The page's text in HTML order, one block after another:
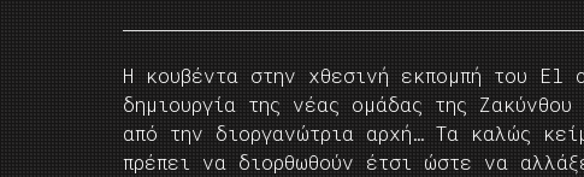
Η κουβέντα στην χθεσινή εκπομπή του
δημιουργία της νέας ομάδας της
από την διοργανώτρια αρχή… Τα καλώς
πρέπει να διορθωθούν έτσι ώστε να